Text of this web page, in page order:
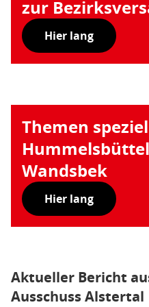
zur
Hier lang
Themen
Wandsbek
Hier lang
Öffnen/Schließen:
Aktueller Bericht
Ausschuss Alstertal